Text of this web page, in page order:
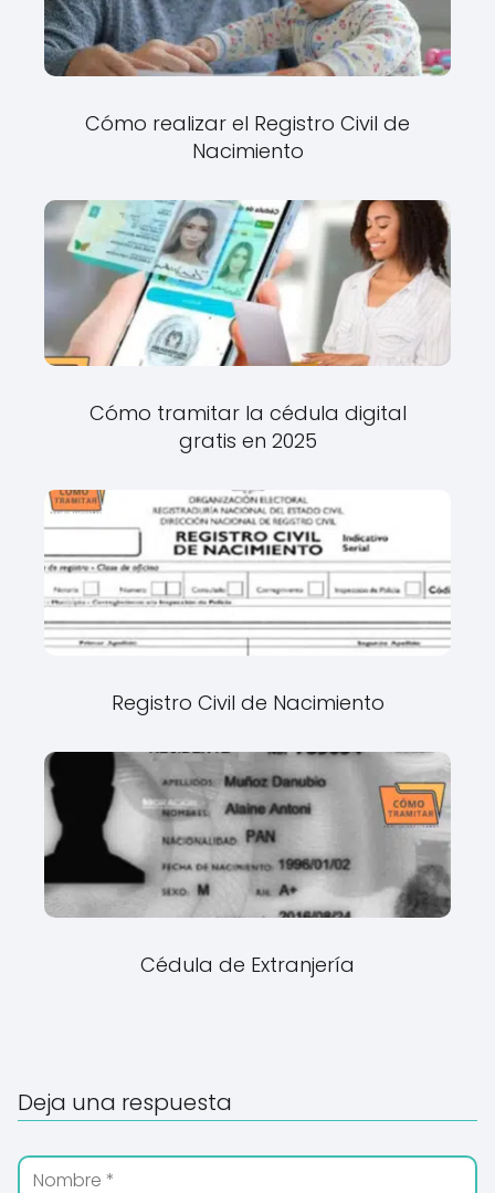
Cómo realizar el Registro Civil de
Nacimiento
Cómo tramitar la cédula digital
gratis en 2025
Registro Civil de Nacimiento
Cédula de Extranjería
Deja una respuesta